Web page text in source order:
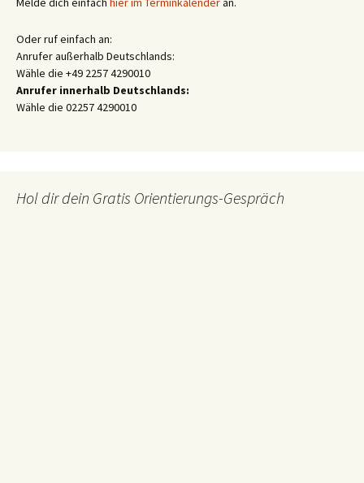
Oder ruf einfach an:
Anrufer außerhalb Deutschlands:
Wähle die +49 2257 4290010
Anrufer innerhalb Deutschlands:
Wähle die 02257 4290010
Hol dir dein Gratis Orientierungs-Gespräch